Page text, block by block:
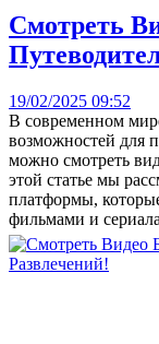
Смотреть
19/02/2025 09:52
В современном
возможностей для
можно смотреть
этой статье мы
платформы,
фильмами и